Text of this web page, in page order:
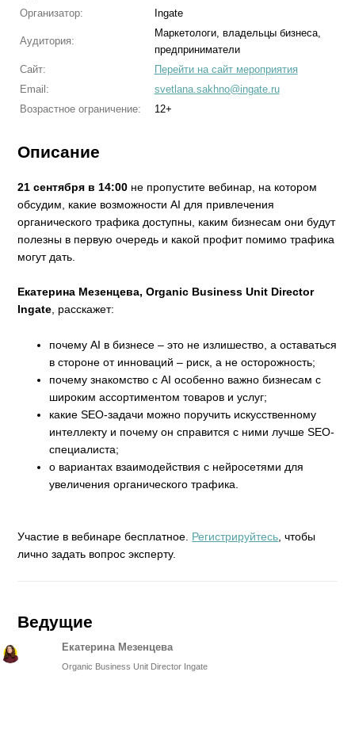
Организатор:
Ingate
Аудитория:
Маркетологи, владельцы бизнеса,
предприниматели
Сайт:
Перейти на сайт мероприятия
Email:
svetlana.sakhno@ingate.ru
Возрастное ограничение:
12+
Описание
21 сентября в 14:00 не пропустите вебинар, на котором
обсудим, какие возможности AI для привлечения
органического трафика доступны, каким бизнесам они будут
полезны в первую очередь и какой профит помимо трафика
могут дать.
Екатерина Мезенцева, Organic Business Unit Director
Ingate, расскажет:
почему AI в бизнесе – это не излишество, а оставаться
в стороне от инноваций – риск, а не осторожность;
почему знакомство с AI особенно важно бизнесам с
широким ассортиментом товаров и услуг;
какие SEO-задачи можно поручить искусственному
интеллекту и почему он справится с ними лучше SEO-
специалиста;
о вариантах взаимодействия с нейросетями для
увеличения органического трафика.
Участие в вебинаре бесплатное. Регистрируйтесь , чтобы
лично задать вопрос эксперту.
Ведущие
Екатерина Мезенцева
Organic Business Unit Director Ingate